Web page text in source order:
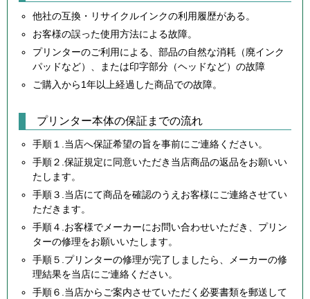
他社の互換・リサイクルインクの利用履歴がある。
お客様の誤った使用方法による故障。
プリンターのご利用による、部品の自然な消耗（廃インク
パッドなど）、または印字部分（ヘッドなど）の故障
ご購入から1年以上経過した商品での故障。
プリンター本体の保証までの流れ
手順１.当店へ保証希望の旨を事前にご連絡ください。
手順２.保証規定に同意いただき当店商品の返品をお願いい
たします。
手順３.当店にて商品を確認のうえお客様にご連絡させてい
ただきます。
手順４.お客様でメーカーにお問い合わせいただき、プリン
ターの修理をお願いいたします。
手順５.プリンターの修理が完了しましたら、メーカーの修
理結果を当店にご連絡ください。
手順６.当店からご案内させていただく必要書類を郵送して